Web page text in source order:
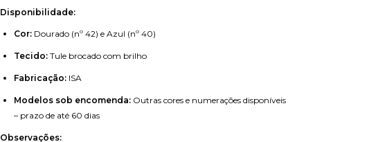
Disponibilidade:
Cor: Dourado (nº 42) e Azul (nº 40)
Tecido: Tule brocado com brilho
Fabricação: ISA
Modelos sob encomenda: Outras cores e numerações disponíveis
– prazo de até 60 dias
Observações: